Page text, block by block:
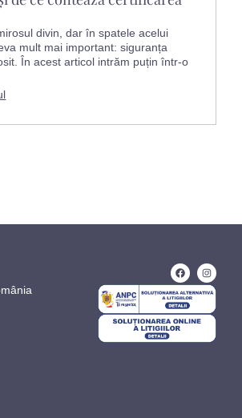
divin, dar în spatele acelui
mult mai important: siguranța
În acest articol intrăm puțin într-o